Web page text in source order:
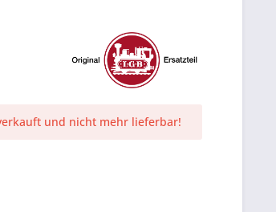
und nicht mehr lieferbar!